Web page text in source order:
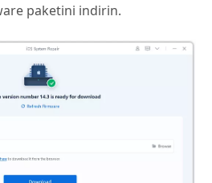
paketini indirin.